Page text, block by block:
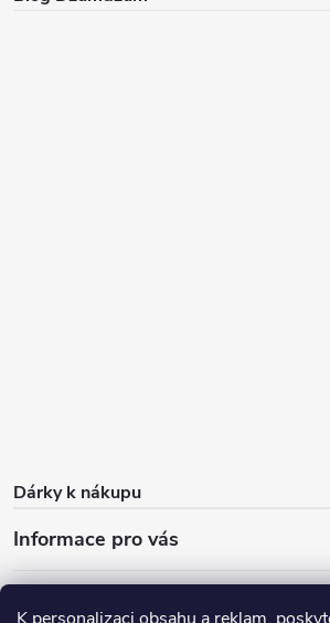
Dárky k nákupu
Informace pro vás